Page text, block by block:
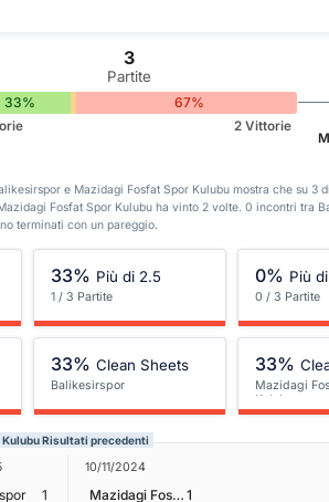
3
Partite
33% 67%
2 Vittorie
e Mazidagi Fosfat Spor Kulubu mostra che su 3
Fosfat Spor Kulubu ha vinto 2 volte. 0 incontri tra
terminati con un pareggio.
33% Più di 2.5
1 / 3 Partite
0% Più
0 / 3 Partite
33% Clean Sheets
Balikesirspor
33%
Mazidagi
Kulubu
Risultati precedenti
1
10/11/2024
Mazidagi Fosfat Spor Kulubu 1